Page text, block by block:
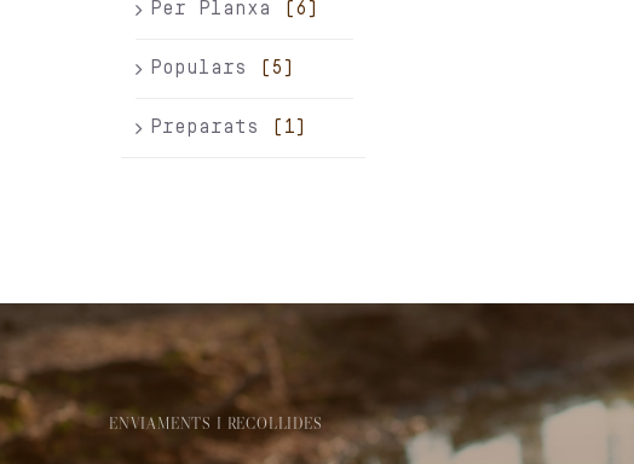
Per Planxa (6)
Populars (5)
Preparats (1)
ENVIAMENTS I RECOLLIDES